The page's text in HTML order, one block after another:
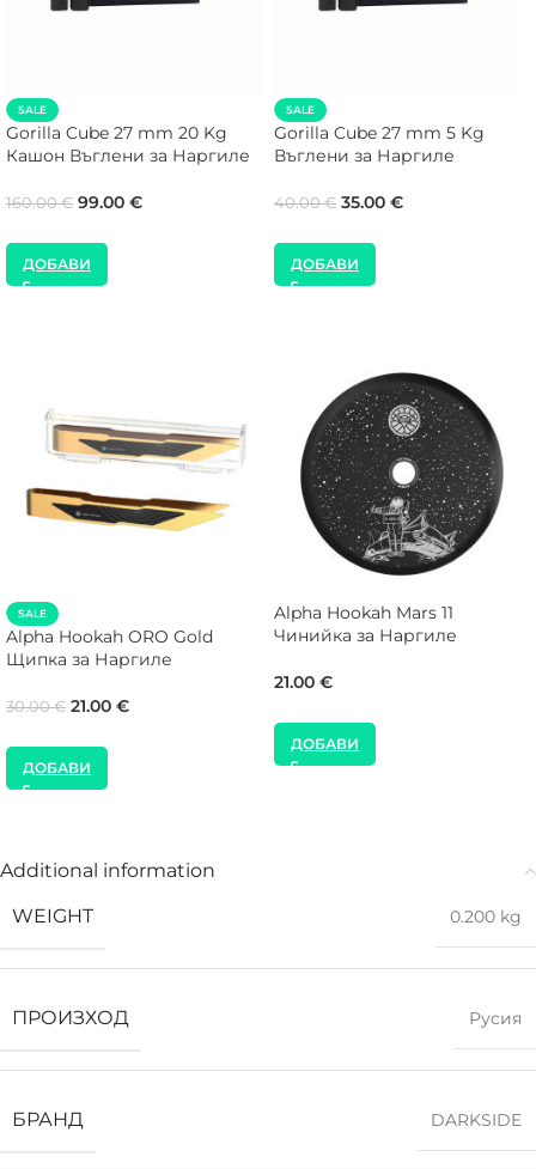
SALE
Gorilla Cube 27 mm 20 Kg
Кашон Въглени за Наргиле
160.00€ 99.00 €
ДОБАВИ
SALE
Gorilla Cube 27 mm 5 Kg
Въглени за Наргиле
40.00€ 35.00 €
ДОБАВИ
SALE
Alpha Hookah ORO Gold
Щипка за Наргиле
30.00€ 21.00 €
ДОБАВИ
Alpha Hookah Mars 11
Чинийка за Наргиле
21.00 €
ДОБАВИ
Additional information
WEIGHT
0.200 kg
ПРОИЗХОД Русия
БРАНД DARKSIDE